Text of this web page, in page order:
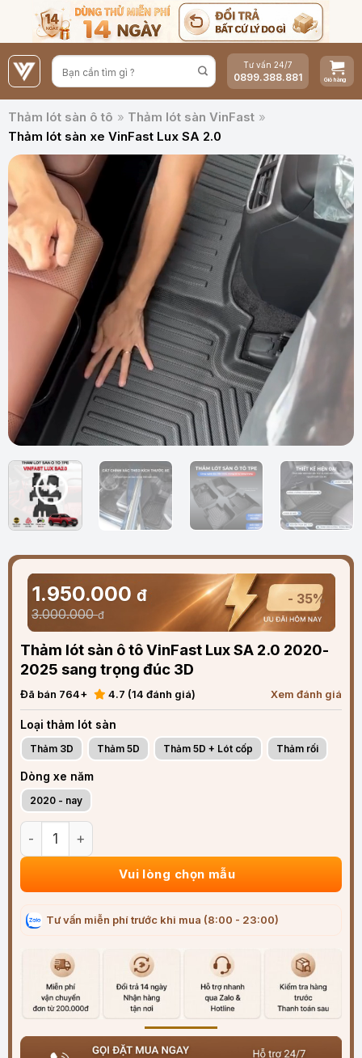
nội
dung
Tư vấn 24/7
0899.388.881
Thảm lót sàn ô tô » Thảm lót sàn VinFast »
Thảm lót sàn xe VinFast Lux SA 2.0
1.950.000 đ
3.000.000đ
- 35%
Thảm lót sàn ô tô VinFast Lux SA 2.0 2020-
2025 sang trọng đúc 3D
Đã bán 764+ 4.7 (14 đánh giá) Xem đánh giá
Loại thảm lót sàn
Thảm 3D Thảm 5D Thảm 5D + Lót cốp Thảm rối
Dòng xe năm
2020 - nay
Thảm lót sàn ô tô VinFast Lux SA 2.0 2020-2025 sang
Vui lòng chọn mẫu
Tư vấn miễn phí trước khi mua (8:00 - 23:00)